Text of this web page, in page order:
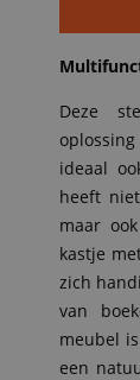
Deze
ideaal
heeft
maar
kastje
zich
van
meubel
een